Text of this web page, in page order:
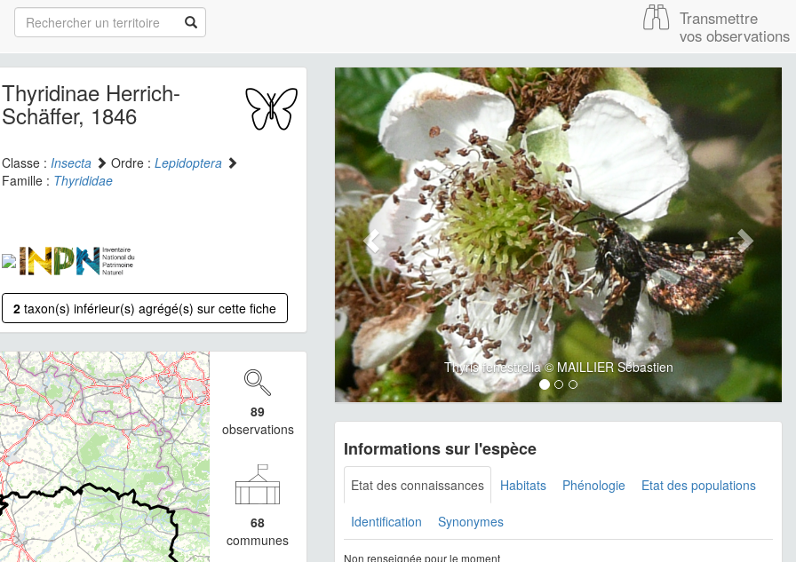
Transmettre
vos observations
Thyridinae Herrich-
Schäffer, 1846
Classe : Insecta Ordre : Lepidoptera
Famille : Thyrididae
2 taxon(s) inférieur(s) agrégé(s) sur cette fiche
89
observations
68
communes
Thyris fenestrella © MAILLIER Sébastien
Informations sur l'espèce
Etat des connaissances Habitats Phénologie Etat des populations
Identification Synonymes
Non renseignée pour le moment